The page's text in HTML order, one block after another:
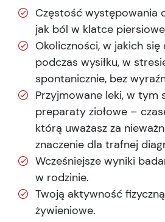
Częstość występowania
jak ból w klatce
Okoliczności, w jakich się
podczas wysiłku, w
spontanicznie, bez
Przyjmowane leki, w tym
preparaty ziołowe –
którą uważasz za
znaczenie dla trafnej
Wcześniejsze wyniki
w rodzinie.
Twoją aktywność
żywieniowe.